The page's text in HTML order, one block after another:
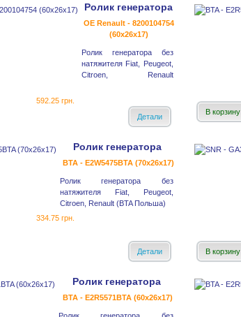
Ролик генератора
OE Renault - 8200104754
(60x26x17)
Ролик генератора без
натяжителя Fiat, Peugeot,
Citroen, Renault
592.25 грн.
Детали
В корзину
Ролик генератора
BTA - E2W5475BTA (70x26x17)
Ролик генератора без
натяжителя Fiat, Peugeot,
Citroen, Renault (BTA Польша)
334.75 грн.
Детали В корзину
Ролик генератора
BTA - E2R5571BTA (60x26x17)